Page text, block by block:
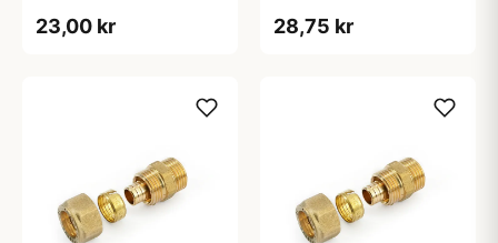
23,00 kr 28,75 kr